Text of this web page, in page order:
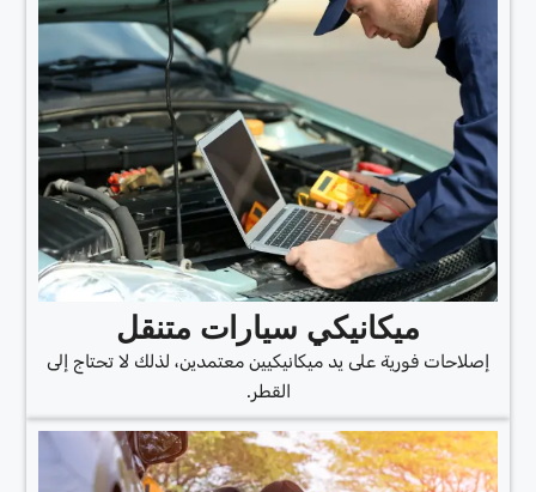
ميكانيكي سيارات متنقل
إصلاحات فورية على يد ميكانيكيين معتمدين، لذلك لا تحتاج إلى
القطر.